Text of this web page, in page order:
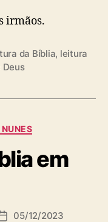
irmãos.
da Bíblia, leitura
Deus
em
D 05/12/2023